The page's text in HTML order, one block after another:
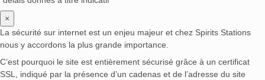
×
La sécurité sur internet est un enjeu majeur et chez Spirits Stations
nous y accordons la plus grande importance.
C’est pourquoi le site est entièrement sécurisé grâce à un certificat
SSL, indiqué par la présence d’un cadenas et de l’adresse du site